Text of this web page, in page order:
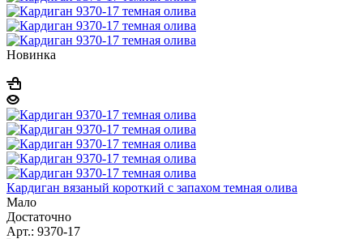
Новинка
Кардиган вязаный короткий с запахом темная олива
Мало
Достаточно
Арт.: 9370-17